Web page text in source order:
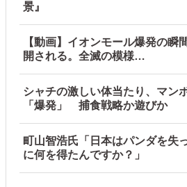
景』
【動画】イオンモール爆発の瞬
開される。全滅の模様…
シャチの激しい体当たり、マン
「爆発」 捕食戦略か遊びか
町山智浩氏「日本はパンダを失
に何を得たんですか？」